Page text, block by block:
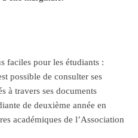
faciles pour les étudiants :
possible de consulter ses
à travers ses documents
de deuxième année en
académiques de l’Association